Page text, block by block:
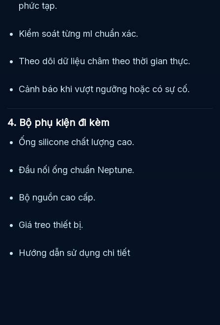
phức tạp.
Kiểm soát từng ml chuẩn xác.
Theo dõi dữ liệu châm theo thời gian thực.
Cảnh báo khi vượt ngưỡng hoặc có sự cố.
4. Bộ phụ kiện đi kèm
Ống silicone chất lượng cao.
Đầu nối ống chuẩn Neptune.
Bộ nguồn cao cấp.
Giá treo thiết bị.
Hướng dẫn sử dụng chi tiết